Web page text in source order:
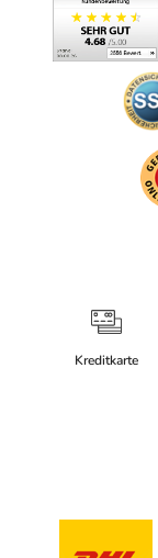
Kreditkarte